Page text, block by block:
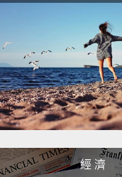
不
很
好
經 濟